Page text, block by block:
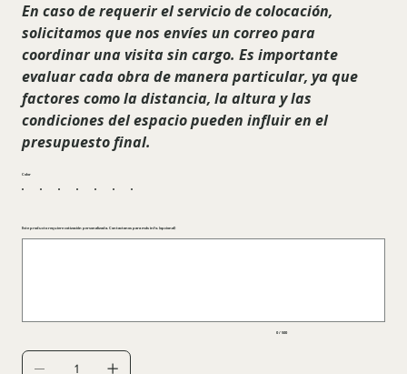
En caso de requerir el servicio de colocación,
solicitamos que nos envíes un correo para
coordinar una visita sin cargo. Es importante
evaluar cada obra de manera particular, ya que
factores como la distancia, la altura y las
condiciones del espacio pueden influir en el
presupuesto final.
Color
Este producto requiere cotización personalizada. Contactanos para más info. (opcional)
0 / 500